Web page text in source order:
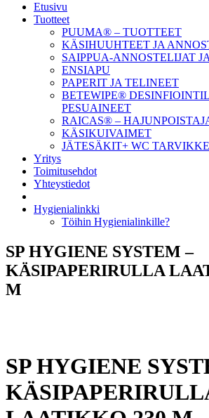
Etusivu
Tuotteet
PUUMA® – TUOTTEET
KÄSIHUUHTEET JA
SAIPPUA-ANNOSTELIJAT
ENSIAPU
PAPERIT JA TELINEET
BETEWIPE®
PESUAINEET
RAICAS® –
KÄSIKUIVAIMET
JÄTESÄKIT+ WC
Yritys
Toimitusehdot
Yhteystiedot
Hygienialinkki
Töihin Hygienialinkille?
SP HYGIENE SYSTEM –
KÄSIPAPERIRULLA
M
SP HYGIENE